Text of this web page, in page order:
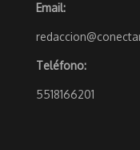
Email:
Teléfono:
5518166201